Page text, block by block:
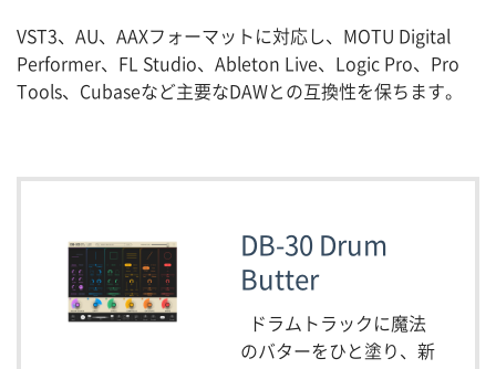
サポート
マイアカウント
VST3、AU、AAXフォーマットに対応し、MOTU Digital
Performer、FL Studio、Ableton Live、Logic Pro、Pro
Tools、Cubaseなど主要なDAWとの互換性を保ちます。
DB-30 Drum
Butter
ドラムトラックに魔法
のバターをひと塗り、新